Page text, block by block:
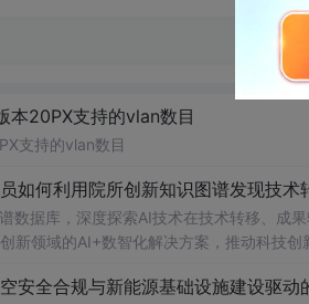
本20PX支持的vlan数目
支持的vlan数目
如何利用院所创新知识图谱发现技
数据库，深度探索AI技术在技术转移、成
新领域的AI+数智化解决方案，推动科技创
安全合规与新能源基础设施建设驱